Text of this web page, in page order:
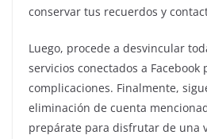
conservar tus recuerdos y
Luego, procede a desvincular
servicios conectados a
complicaciones. Finalmente,
eliminación de cuenta
prepárate para disfrutar de una